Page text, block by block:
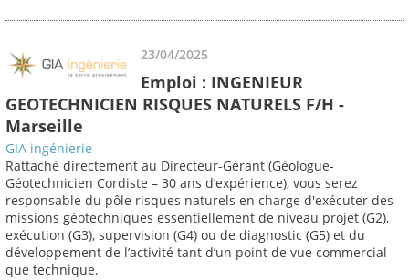
23/04/2025
Emploi : INGENIEUR
GEOTECHNICIEN RISQUES NATURELS F/H -
Marseille
GIA ingénierie
Rattaché directement au Directeur-Gérant (Géologue-
Géotechnicien Cordiste – 30 ans d’expérience), vous serez
responsable du pôle risques naturels en charge d'exécuter des
missions géotechniques essentiellement de niveau projet (G2),
exécution (G3), supervision (G4) ou de diagnostic (G5) et du
développement de l’activité tant d’un point de vue commercial
que technique.